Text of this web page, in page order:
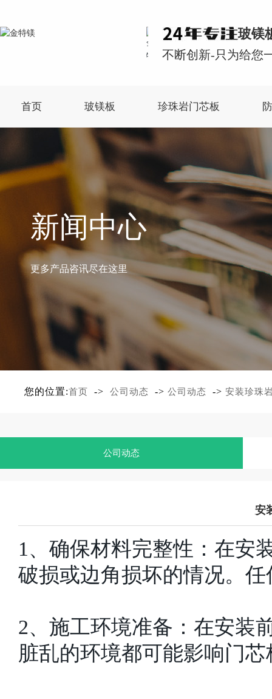
玻镁
不断创新-只为给您
首页 玻镁板 珍珠岩门芯板
新闻中心
更多产品咨讯尽在这里
您的位置:首页 -> 公司动态 -> 公司动态 -> 安装珍珠
公司动态
安
​1、确保材料完整性：在安
破损或边角损坏的情况。
2、施工环境准备：在安装
脏乱的环境都可能影响门